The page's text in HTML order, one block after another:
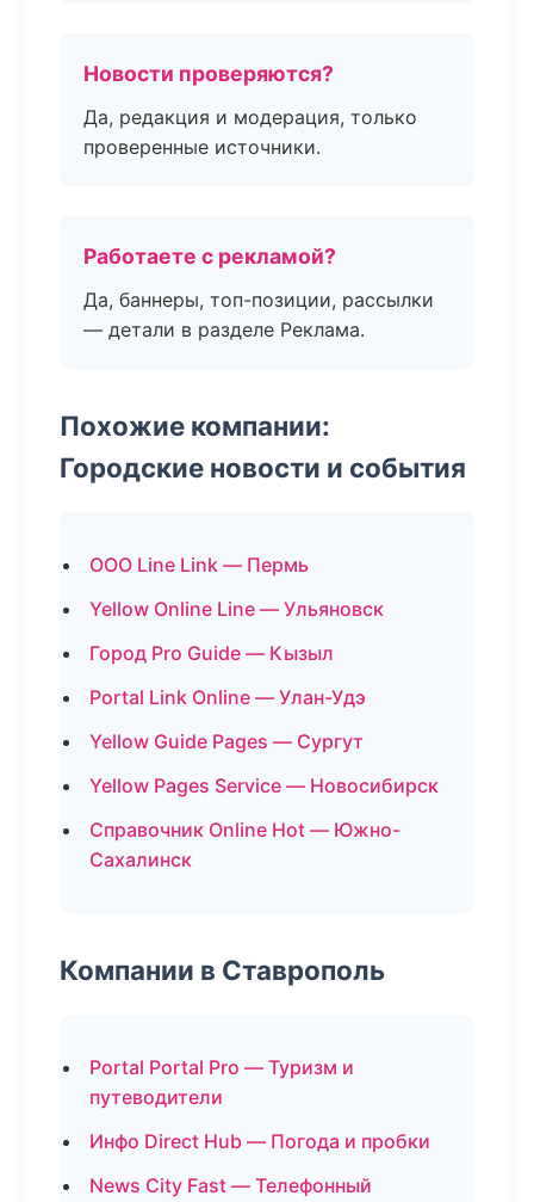
Новости проверяются?
Да, редакция и модерация, только
проверенные источники.
Работаете с рекламой?
Да, баннеры, топ-позиции, рассылки
— детали в разделе Реклама.
Похожие компании:
Городские новости и события
ООО Line Link — Пермь
Yellow Online Line — Ульяновск
Город Pro Guide — Кызыл
Portal Link Online — Улан-Удэ
Yellow Guide Pages — Сургут
Yellow Pages Service — Новосибирск
Справочник Online Hot — Южно-
Сахалинск
Компании в Ставрополь
Portal Portal Pro — Туризм и
путеводители
Инфо Direct Hub — Погода и пробки
News City Fast — Телефонный